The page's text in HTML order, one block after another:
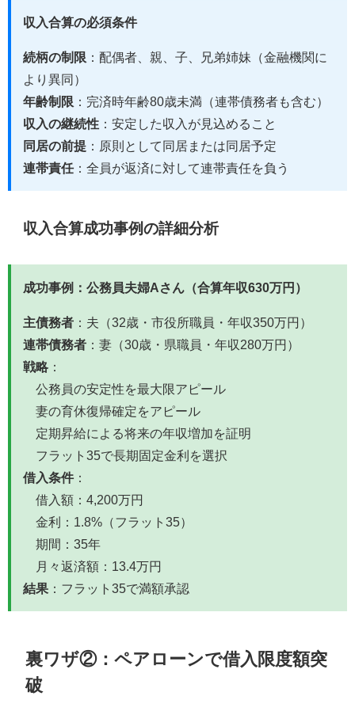
収入合算の必須条件
続柄の制限 ：配偶者、親、子、兄弟姉妹（金融機関に
より異同）
年齢制限 ：完済時年齢80歳未満（連帯債務者も含む）
収入の継続性 ：安定した収入が見込めること
同居の前提 ：原則として同居または同居予定
連帯責任：全員が返済に対して連帯責任を負う
収入合算成功事例の詳細分析
成功事例：公務員夫婦Aさん（合算年収630万円）
主債務者 ：夫（32歳・市役所職員・年収350万円）
連帯債務者 ：妻（30歳・県職員・年収280万円）
戦略 ：
公務員の安定性を最大限アピール
妻の育休復帰確定をアピール
定期昇給による将来の年収増加を証明
フラット35で長期固定金利を選択
借入条件：
借入額：4,200万円
金利：1.8%（フラット35）
期間：35年
月々返済額：13.4万円
結果 ：フラット35で満額承認
裏ワザ②：ペアローンで借入限度額突
破